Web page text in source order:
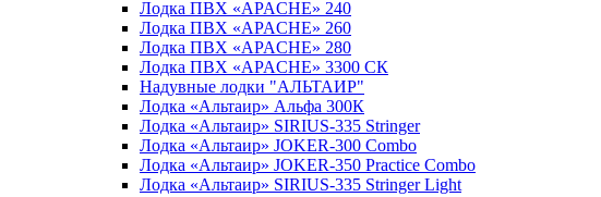
Лодка ПВХ «APACHE» 240
Лодка ПВХ «APACHE» 260
Лодка ПВХ «APACHE» 280
Лодка ПВХ «APACHE» 3300 СК
Надувные лодки "АЛЬТАИР"
Лодка «Альтаир» Альфа 300К
Лодка «Альтаир» SIRIUS-335 Stringer
Лодка «Альтаир» JOKER-300 Combo
Лодка «Альтаир» JOKER-350 Practice Combo
Лодка «Альтаир» SIRIUS-335 Stringer Light